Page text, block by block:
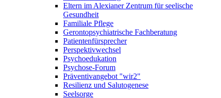
Eltern im Alexianer Zentrum für seelische
Gesundheit
Familiale Pflege
Gerontopsychiatrische Fachberatung
Patientenfürsprecher
Perspektivwechsel
Psychoedukation
Psychose-Forum
Präventivangebot "wir2"
Resilienz und Salutogenese
Seelsorge